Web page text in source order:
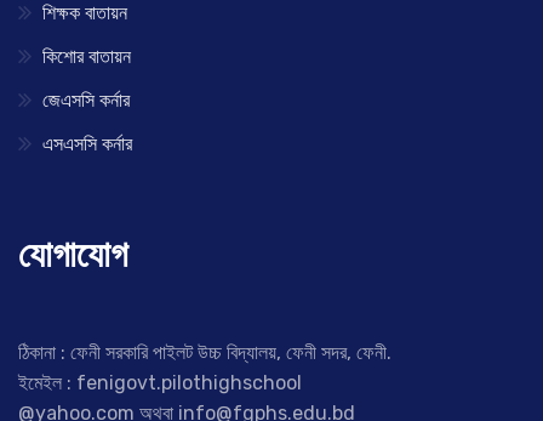
শিক্ষক বাতায়ন
কিশোর বাতায়ন
জেএসসি কর্নার
এসএসসি কর্নার
যোগাযোগ
ঠিকানা : ফেনী সরকারি পাইলট উচ্চ বিদ্যালয়, ফেনী সদর, ফেনী.
ইমেইল : fenigovt.pilothighschool
@yahoo.com অথবা info@fgphs.edu.bd